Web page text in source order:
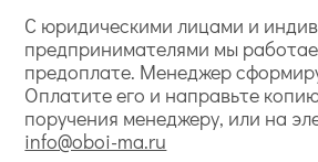
С юридическими лицами и
предпринимателями мы
предоплате. Менеджер
Оплатите его и направьте
поручения менеджеру, или на
info@oboi-ma.ru